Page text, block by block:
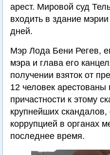
арест. Мировой суд
входить в здание
дней.
Мэр Лода Бени Регев,
мэра и глава его
получении взяток от
12 человек
причастности к этому
крупнейших скандалов,
коррупцией в органах
последнее время.